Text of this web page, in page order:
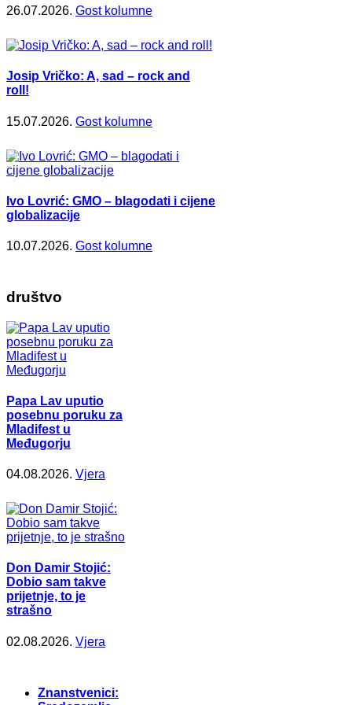
26.07.2026. Gost kolumne
Josip Vričko: A, sad – rock and
roll!
15.07.2026. Gost kolumne
Ivo Lovrić: GMO – blagodati i cijene
globalizacije
10.07.2026. Gost kolumne
društvo
Papa Lav uputio
posebnu poruku za
Mladifest u
Međugorju
04.08.2026. Vjera
Don Damir Stojić:
Dobio sam takve
prijetnje, to je
strašno
02.08.2026. Vjera
Znanstvenici: